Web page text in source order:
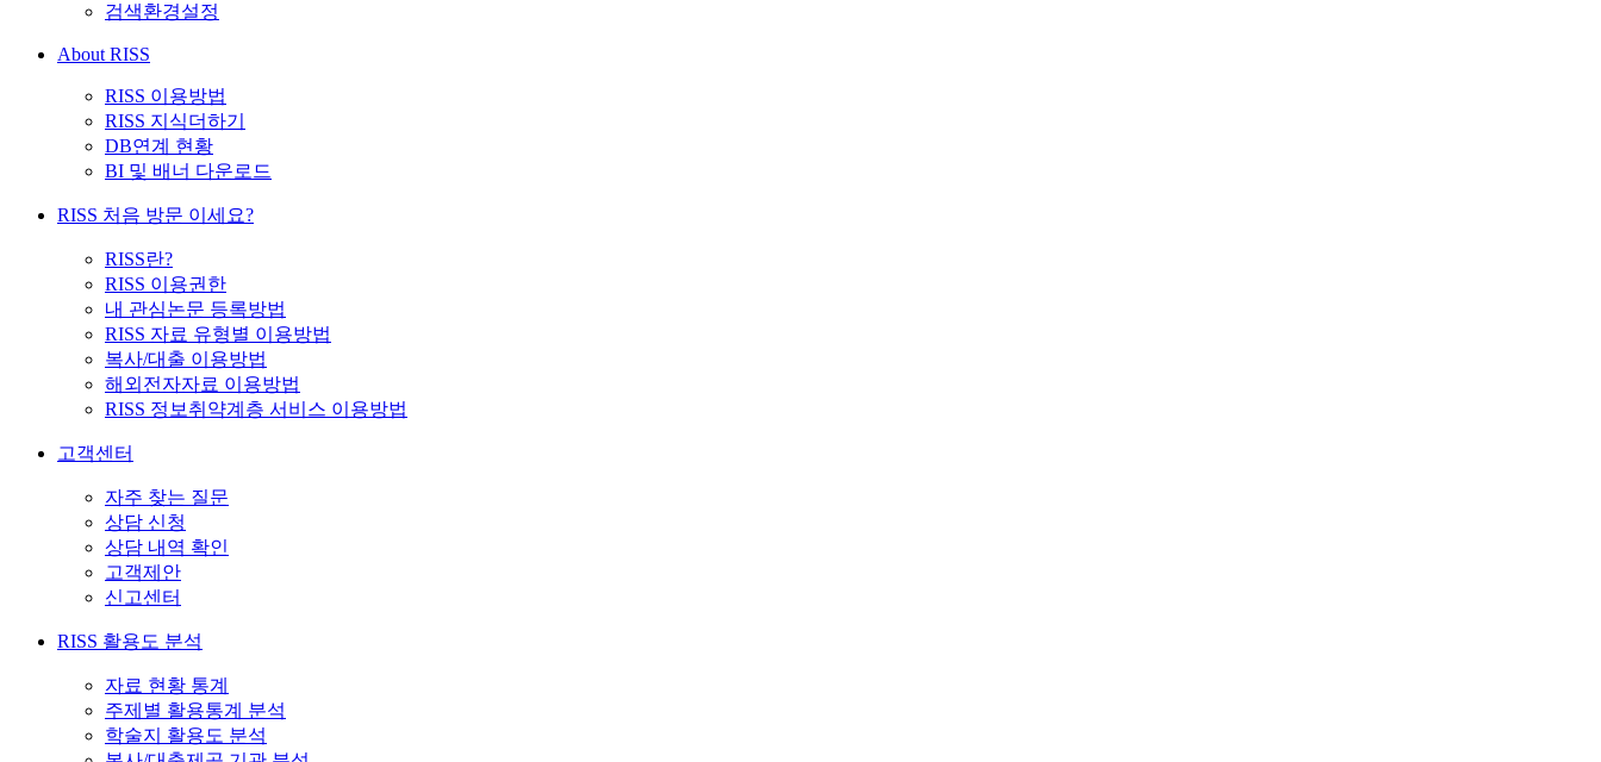
검색환경설정
About RISS
RISS 이용방법
RISS 지식더하기
DB연계 현황
BI 및 배너 다운로드
RISS 처음 방문 이세요?
RISS란?
RISS 이용권한
내 관심논문 등록방법
RISS 자료 유형별 이용방법
복사/대출 이용방법
해외전자자료 이용방법
RISS 정보취약계층 서비스 이용방법
고객센터
자주 찾는 질문
상담 신청
상담 내역 확인
고객제안
신고센터
RISS 활용도 분석
자료 현황 통계
주제별 활용통계 분석
학술지 활용도 분석